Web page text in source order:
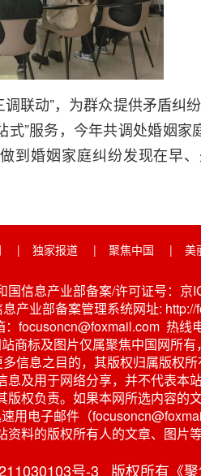
联动”，为群众提供矛盾纠纷
式”服务，今年共调处婚姻家
到婚姻家庭纠纷发现在早
| 独家报道 | 聚焦中国 | 美
国信息产业部备案/许可证号：京
产业部备案管理系统网址: http://
：focusoncn@foxmail.com 热线
商标及图片仅属聚焦中国网所
信息之目的，其版权归属版权
及用于网络分享，并不代表
权负责。如果本网所选内容的
用电子邮件（
料的版权所有人的文章、图片
号-3 版权所有《